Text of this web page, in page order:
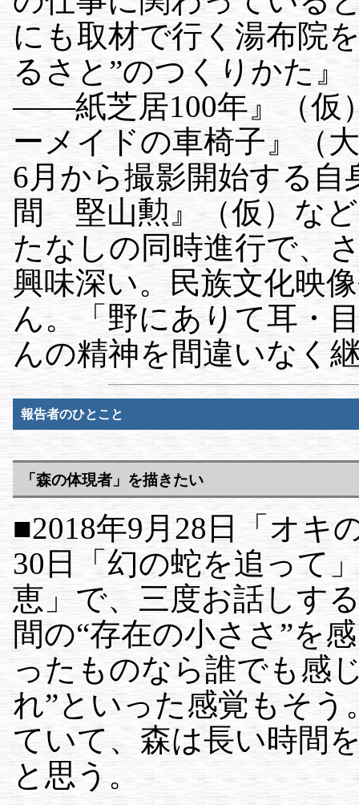
にも取材で行く湯布院
るさと”のつくりかた
——紙芝居100年』（仮
ーメイドの車椅子』（
6月から撮影開始する
間 堅山勲』（仮）な
たなしの同時進行で、
興味深い。民族文化映
ん。「野にありて耳・
んの精神を間違いなく
報告者のひとこと
「森の体現者」を描きたい
■2018年9月28日「オキ
30日「幻の蛇を追って
恵」で、三度お話しす
間の“存在の小ささ”を
ったものなら誰でも感
れ”といった感覚もそ
ていて、森は長い時間
と思う。